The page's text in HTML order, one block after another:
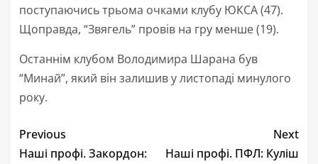
поступаючись трьома очками клубу ЮКСА (47).
Щоправда, “Звягель” провів на гру менше (19).
Останнім клубом Володимира Шарана був
“Минай”, який він залишив у листопаді минулого
року.
Previous
Наші профі. Закордон:
Next
Наші профі. ПФЛ: Куліш